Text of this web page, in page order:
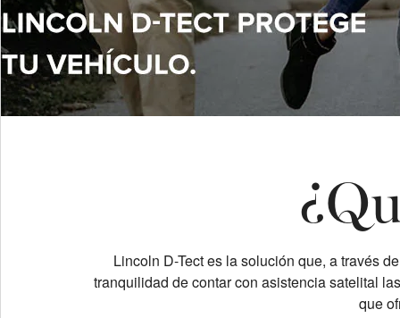
Lincoln D-Tect es la solución que, a través
tranquilidad de contar con asistencia satelital
que